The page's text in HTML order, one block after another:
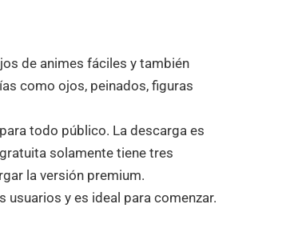
de animes fáciles y también
como ojos, peinados, figuras
todo público. La descarga es
solamente tiene tres
la versión premium.
usuarios y es ideal para comenzar.